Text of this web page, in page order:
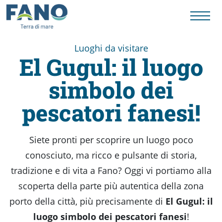
Fano
Visit
Card
Cose
da
Luoghi da visitare
El Gugul: il luogo
simbolo dei
pescatori fanesi!
Siete pronti per scoprire un luogo poco
conosciuto, ma ricco e pulsante di storia,
tradizione e di vita a Fano? Oggi vi portiamo alla
scoperta della parte più autentica della zona
porto della città, più precisamente di El Gugul: il
luogo simbolo dei pescatori fanesi!